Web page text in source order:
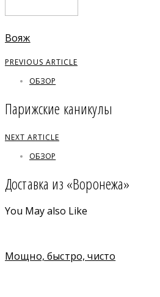
Вояж
PREVIOUS ARTICLE
ОБЗОР
Парижские каникулы
NEXT ARTICLE
ОБЗОР
Доставка из «Воронежа»
You May also Like
Мощно, быстро, чисто